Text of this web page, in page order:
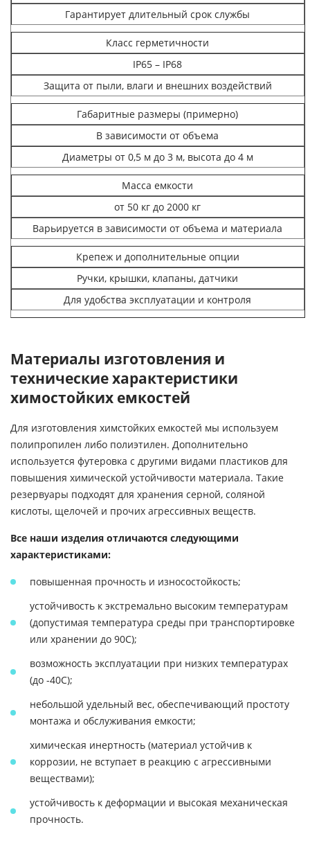
Гарантирует длительный срок службы
Класс герметичности
IP65 – IP68
Защита от пыли, влаги и внешних воздействий
Габаритные размеры (примерно)
В зависимости от объема
Диаметры от 0,5 м до 3 м, высота до 4 м
Масса емкости
от 50 кг до 2000 кг
Варьируется в зависимости от объема и материала
Крепеж и дополнительные опции
Ручки, крышки, клапаны, датчики
Для удобства эксплуатации и контроля
Материалы изготовления и
технические характеристики
химостойких емкостей
Для изготовления химстойких емкостей мы используем
полипропилен либо полиэтилен. Дополнительно
используется футеровка с другими видами пластиков для
повышения химической устойчивости материала. Такие
резервуары подходят для хранения серной, соляной
кислоты, щелочей и прочих агрессивных веществ.
Все наши изделия отличаются следующими
характеристиками:
повышенная прочность и износостойкость;
устойчивость к экстремально высоким температурам
(допустимая температура среды при транспортировке
или хранении до 90С);
возможность эксплуатации при низких температурах
(до -40С);
небольшой удельный вес, обеспечивающий простоту
монтажа и обслуживания емкости;
химическая инертность (материал устойчив к
коррозии, не вступает в реакцию с агрессивными
веществами);
устойчивость к деформации и высокая механическая
прочность.